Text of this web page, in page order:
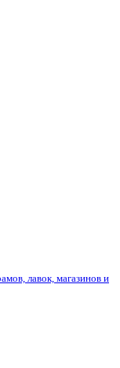
лавок, магазинов и